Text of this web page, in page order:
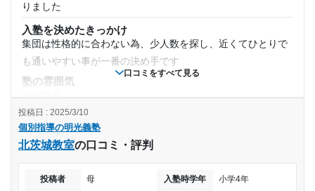
口コミをすべて見る
りました
入塾を決めたきっかけ
集団は性格的に合わない為、少人数を探し、近くてひとりで
も通いやすい事が一番の決め手です
塾の雰囲気
料金
通年の料金は他と比べてもそれほど高くはないようですが、
夏期講習や冬季講習などが割高だったと思いました
他の塾や通わせたことがないので、比べる対象がなく、何と
個別指導の明光義塾
北茨城教室の口コミ・評判
投稿日 : 2025/3/10
投稿者 母 入塾時学年 小学4年